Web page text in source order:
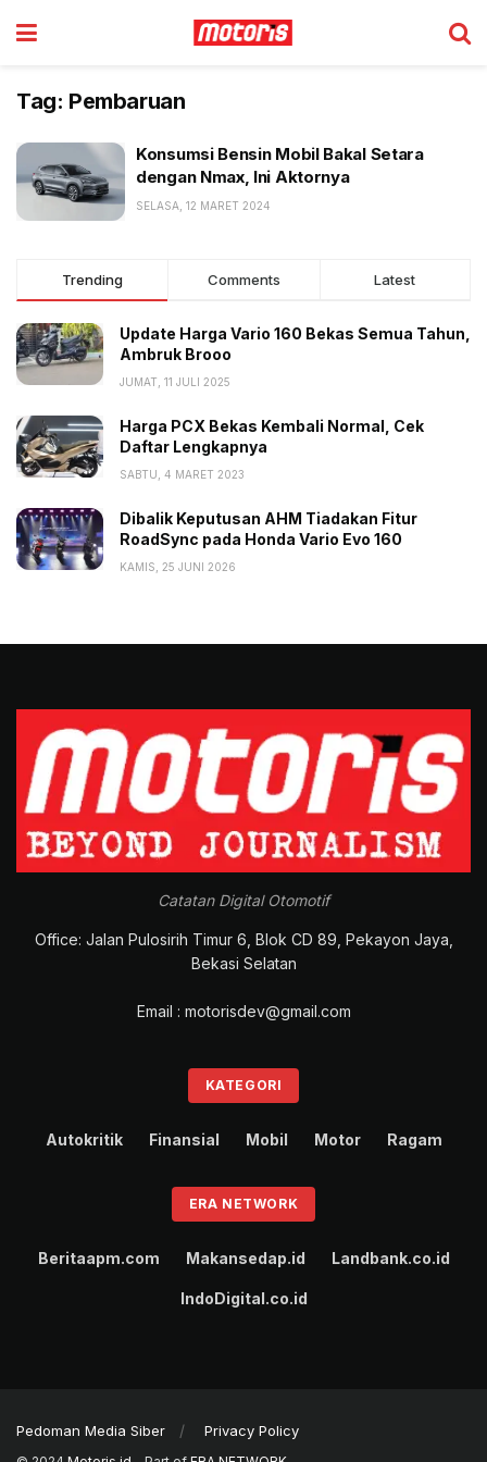
Tag: Pembaruan
Konsumsi Bensin Mobil Bakal Setara
dengan Nmax, Ini Aktornya
SELASA, 12 MARET 2024
Trending Comments Latest
Update Harga Vario 160 Bekas Semua Tahun,
Ambruk Brooo
JUMAT, 11 JULI 2025
Harga PCX Bekas Kembali Normal, Cek
Daftar Lengkapnya
SABTU, 4 MARET 2023
Dibalik Keputusan AHM Tiadakan Fitur
RoadSync pada Honda Vario Evo 160
KAMIS, 25 JUNI 2026
Catatan Digital Otomotif
Office: Jalan Pulosirih Timur 6, Blok CD 89, Pekayon Jaya,
Bekasi Selatan
Email : motorisdev@gmail.com
KATEGORI
Autokritik Finansial Mobil Motor Ragam
ERA NETWORK
Beritaapm.com Makansedap.id Landbank.co.id
IndoDigital.co.id
Pedoman Media Siber Privacy Policy